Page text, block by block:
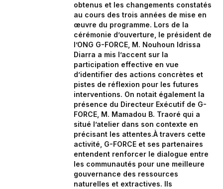
obtenus et les changements constatés
au cours des trois années de mise en
œuvre du programme. Lors de la
cérémonie d’ouverture, le président de
l’ONG G-FORCE, M. Nouhoun Idrissa
Diarra a mis l’accent sur la
participation effective en vue
d’identifier des actions concrètes et
pistes de réflexion pour les futures
interventions. On notait également la
présence du Directeur Exécutif de G-
FORCE, M. Mamadou B. Traoré qui a
situé l’atelier dans son contexte en
précisant les attentes.À travers cette
activité, G-FORCE et ses partenaires
entendent renforcer le dialogue entre
les communautés pour une meilleure
gouvernance des ressources
naturelles et extractives. Ils